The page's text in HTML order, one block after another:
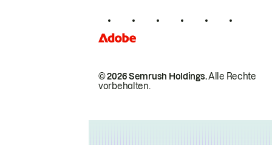
© 2026 Semrush Holdings.Alle Rechte
vorbehalten.